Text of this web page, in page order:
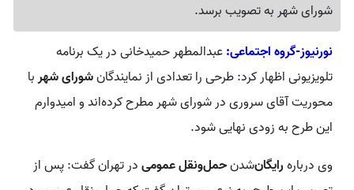
شورای شهر به تصویب برسد.
نورنیوز-گروه اجتماعی:عبدالمطهر حمیدخانی در یک برنامه
تلویزیونی اظهار کرد: طرحی را تعدادی از نمایندگانشورای شهربا
محوریت آقای سروری در شورای شهر مطرح کرده‌اند و امیدوارم
این طرح به زودی نهایی شود.
وی دربارهرایگان‌شدنحمل‌ونقل عمومیدر تهران گفت: پس از